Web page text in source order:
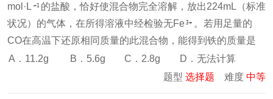
mol·L
的盐酸，恰好使混合物完全溶解，放出224mL（标准
状况）的气体，在所得溶液中经检验无Fe
。若用足量的
CO在高温下还原相同质量的此混合物，能得到铁的质量是
A．11.2g
B．5.6g C．2.8g
D．无法计算
题型 选择题 难度 中等